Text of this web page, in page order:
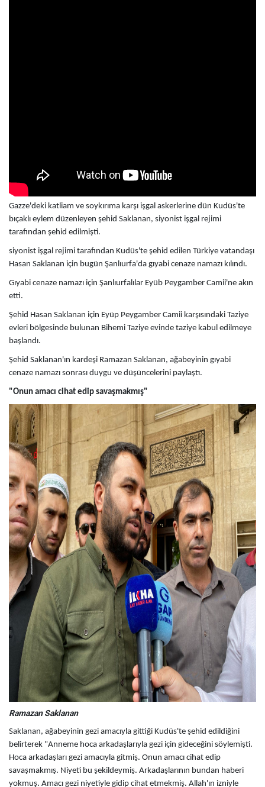
Gazze'deki katliam ve soykırıma karşı işgal askerlerine dün Kudüs'te
bıçaklı eylem düzenleyen şehid Saklanan, siyonist işgal rejimi
tarafından şehid edilmişti.
siyonist işgal rejimi tarafından Kudüs'te şehid edilen Türkiye vatandaşı
Hasan Saklanan için bugün Şanlıurfa'da gıyabi cenaze namazı kılındı.
Gıyabi cenaze namazı için Şanlıurfalılar Eyüb Peygamber Camii'ne akın
etti.
Şehid Hasan Saklanan için Eyüp Peygamber Camii karşısındaki Taziye
evleri bölgesinde bulunan Bihemi Taziye evinde taziye kabul edilmeye
başlandı.
Şehid Saklanan'ın kardeşi Ramazan Saklanan, ağabeyinin gıyabi
cenaze namazı sonrası duygu ve düşüncelerini paylaştı.
"Onun amacı cihat edip savaşmakmış"
Ramazan Saklanan
Saklanan, ağabeyinin gezi amacıyla gittiği Kudüs'te şehid edildiğini
belirterek "Anneme hoca arkadaşlarıyla gezi için gideceğini söylemişti.
Hoca arkadaşları gezi amacıyla gitmiş. Onun amacı cihat edip
savaşmakmış. Niyeti bu şekildeymiş. Arkadaşlarının bundan haberi
yokmuş. Amacı gezi niyetiyle gidip cihat etmekmiş. Allah'ın izniyle